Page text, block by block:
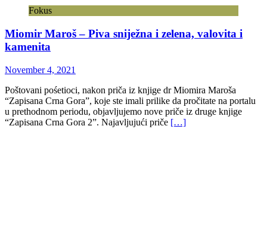
Fokus
Miomir Maroš – Piva sniježna i zelena, valovita i
kamenita
November 4, 2021
Poštovani pośetioci, nakon priča iz knjige dr Miomira Maroša
“Zapisana Crna Gora”, koje ste imali prilike da pročitate na portalu
u prethodnom periodu, objavljujemo nove priče iz druge knjige
“Zapisana Crna Gora 2”. Najavljujući priče […]